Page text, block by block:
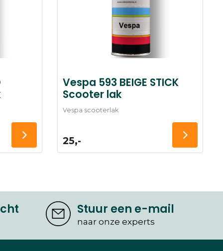
Vespa 593 BEIGE STICK
Scooter lak
Vespa scooterlak
25,-
Stuur een e-mail
naar onze experts